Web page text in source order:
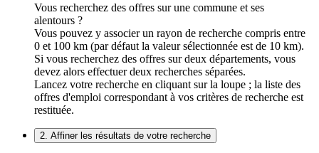
Vous recherchez des offres sur une commune et ses
alentours ?
Vous pouvez y associer un rayon de recherche compris entre
0 et 100 km (par défaut la valeur sélectionnée est de 10 km).
Si vous recherchez des offres sur deux départements, vous
devez alors effectuer deux recherches séparées.
Lancez votre recherche en cliquant sur la loupe ; la liste des
offres d'emploi correspondant à vos critères de recherche est
restituée.
2. Affiner les résultats de votre recherche